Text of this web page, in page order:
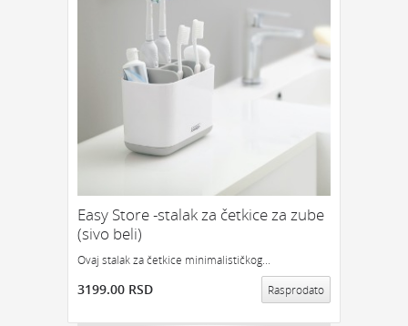
Easy Store -stalak za četkice za zube
(sivo beli)
Ovaj stalak za četkice minimalističkog...
3199.00 RSD Rasprodato